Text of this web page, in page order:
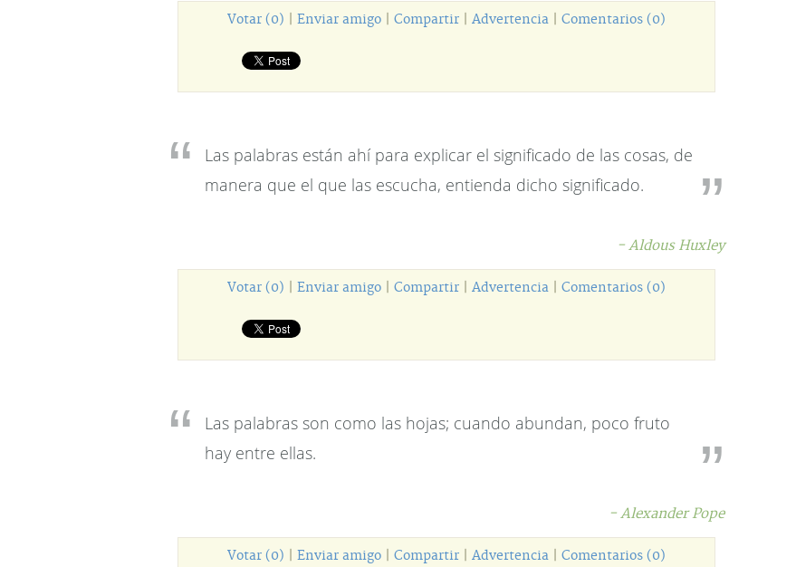
Votar (0) Enviar amigo Compartir Advertencia Comentarios (0)
Las palabras están ahí para explicar el significado de las cosas, de
manera que el que las escucha, entienda dicho significado.
- Aldous Huxley
Votar (0) Enviar amigo Compartir Advertencia Comentarios (0)
Las palabras son como las hojas; cuando abundan, poco fruto
hay entre ellas.
- Alexander Pope
Votar (0) Enviar amigo Compartir Advertencia Comentarios (0)